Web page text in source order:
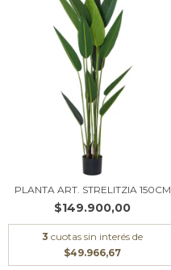
PLANTA ART. STRELITZIA 150CM
$149.900,00
3 cuotas sin interés de
$49.966,67